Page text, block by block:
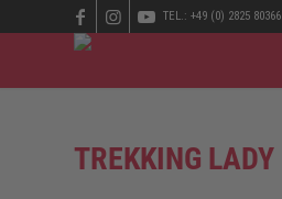
TEL.: +49 (0) 2825 80366
TREKKING LADY